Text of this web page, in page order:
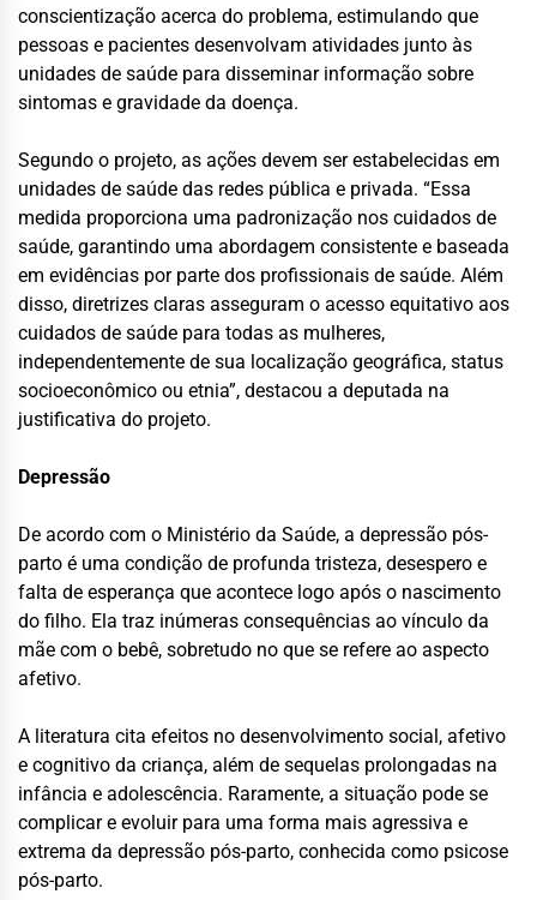
conscientização acerca do problema, estimulando que
pessoas e pacientes desenvolvam atividades junto às
unidades de saúde para disseminar informação sobre
sintomas e gravidade da doença.
Segundo o projeto, as ações devem ser estabelecidas em
unidades de saúde das redes pública e privada. “Essa
medida proporciona uma padronização nos cuidados de
saúde, garantindo uma abordagem consistente e baseada
em evidências por parte dos profissionais de saúde. Além
disso, diretrizes claras asseguram o acesso equitativo aos
cuidados de saúde para todas as mulheres,
independentemente de sua localização geográfica, status
socioeconômico ou etnia”, destacou a deputada na
justificativa do projeto.
Depressão
De acordo com o Ministério da Saúde, a depressão pós-
parto é uma condição de profunda tristeza, desespero e
falta de esperança que acontece logo após o nascimento
do filho. Ela traz inúmeras consequências ao vínculo da
mãe com o bebê, sobretudo no que se refere ao aspecto
afetivo.
A literatura cita efeitos no desenvolvimento social, afetivo
e cognitivo da criança, além de sequelas prolongadas na
infância e adolescência. Raramente, a situação pode se
complicar e evoluir para uma forma mais agressiva e
extrema da depressão pós-parto, conhecida como psicose
pós-parto.